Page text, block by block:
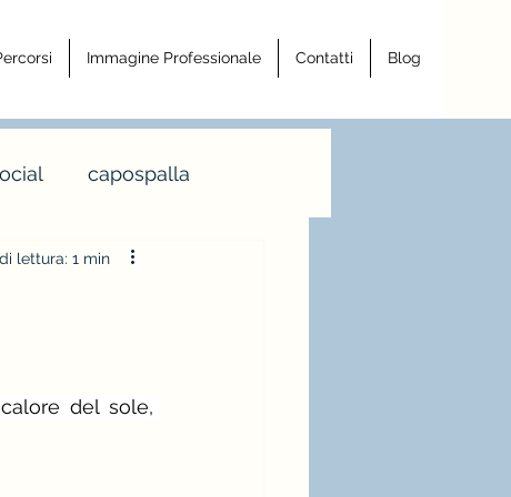
Immagine Professionale Contatti Blog
capospalla
armocromia
lettura: 1 min
del sole,